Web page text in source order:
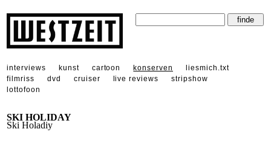
interviews kunst cartoon konserven
liesmich.txt
filmriss
dvd cruiser live reviews
stripshow
lottofoon
SKI HOLIDAY
Ski Holadiy